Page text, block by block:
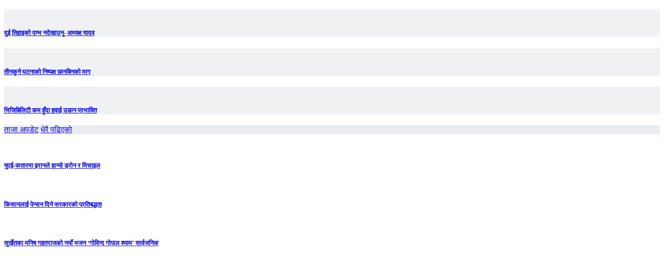
दुई तिहाइको दम्भ नदेखाउनू- अध्यक्ष यादव
तीनकुने घटनाकाे निष्पक्ष छानबिनकाे माग
भिजिबिलिटी कम हुँदा हवाई उडान प्रभावित
ताजा अपडेट धेरै पढिएको
युएई-कतारमा इरानले हान्यो ड्रोन र मिसाइल
किसानलाई पेन्सन दिने सरकारको प्रतिबद्धता
सुर्खेतका मनिष गहतराजको नयाँ भजन ‘गोविन्द गोपाल श्याम’ सार्वजनिक